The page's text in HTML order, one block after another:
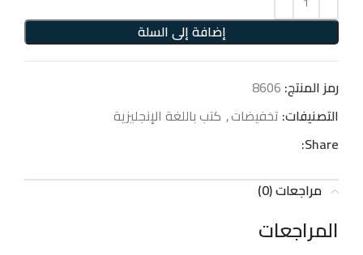
إضافة إلى السلة
رمز المنتج: 8606
التصنيفات: تخفيضات, كتب باللغة الإنجليزية
Share:
مراجعات (0)
المراجعات